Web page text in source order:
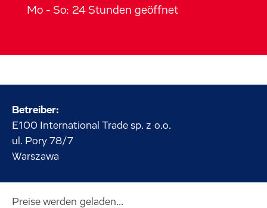
Mo - So: 24 Stunden geöffnet
Betreiber:
E100 International Trade sp. z o.o.
ul. Pory 78/7
Warszawa
Preise werden geladen...